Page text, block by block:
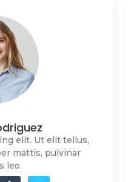
elit. Ut elit tellus,
mattis, pulvinar
leo.